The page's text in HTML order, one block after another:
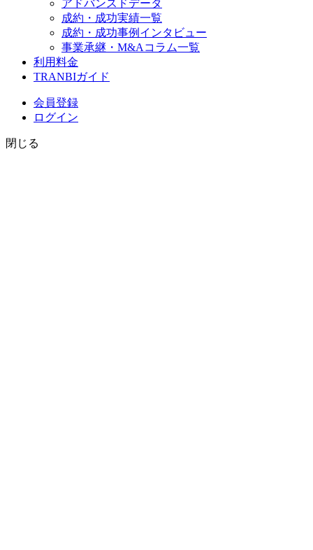
アドバンスドデータ
成約・成功実績一覧
成約・成功事例インタビュー
事業承継・M&Aコラム一覧
利用料金
TRANBIガイド
会員登録
ログイン
閉じる